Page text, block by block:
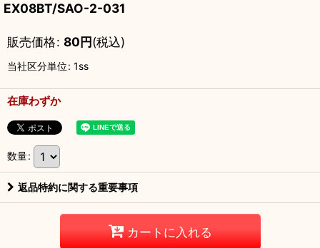
EX08BT/SAO-2-031
販売価格: 80円(税込)
当社区分単位: 1ss
在庫わずか
数量:
返品特約に関する重要事項
カートに入れる